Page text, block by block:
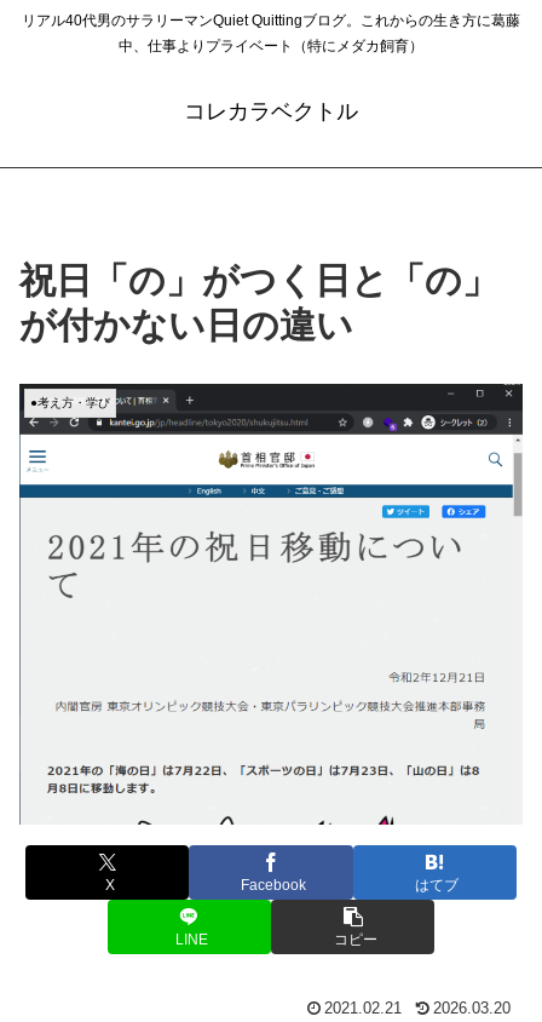
リアル40代男のサラリーマンQuiet Quittingブログ。これからの生き方に葛藤
中、仕事よりプライベート（特にメダカ飼育）
コレカラベクトル
祝日「の」がつく日と「の」
が付かない日の違い
●考え方・学び
X Facebook はてブ
LINE コピー
2021.02.21 2026.03.20